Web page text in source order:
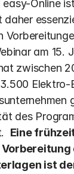
easy-Online
daher
am 15.
zwischen
des
Eine
ist